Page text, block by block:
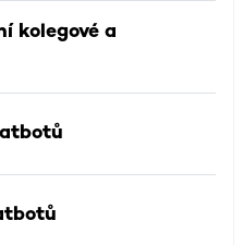
kolegové a